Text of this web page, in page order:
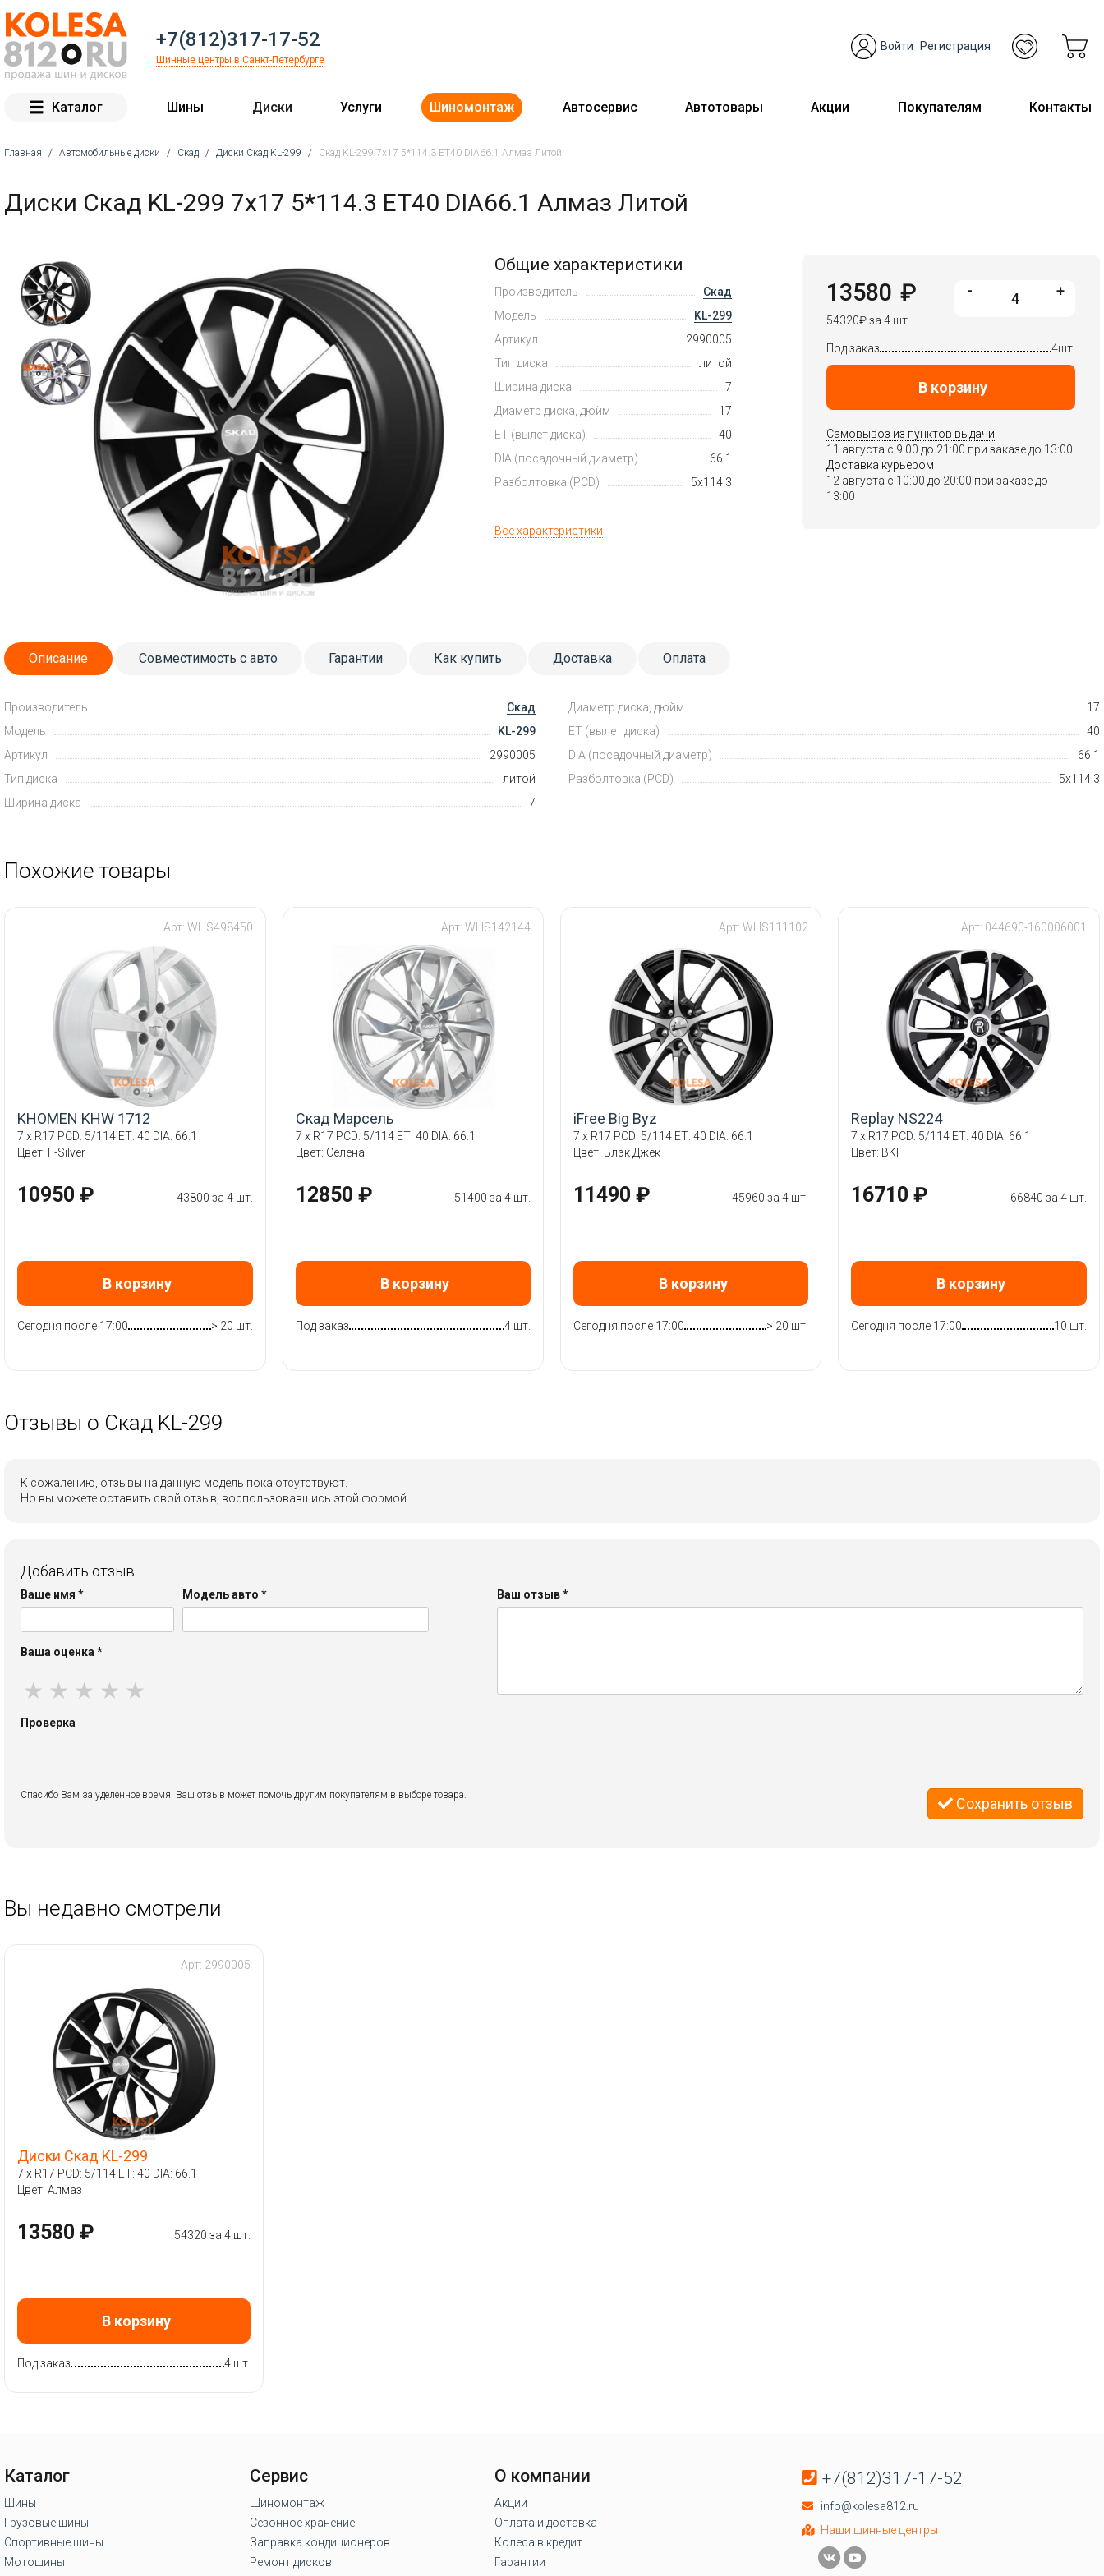
+7(812)317-17-52
Шинные центры в Санкт-Петербурге
Войти Регистрация
Каталог Шины Диски Услуги Шиномонтаж Автосервис Автотовары Акции Покупателям Контакты
Главная / Автомобильные диски / Скад / Диски Скад KL-299 / Скад KL-299 7x17 5*114.3 ET40 DIA66.1 Алмаз Литой
Диски Скад KL-299 7x17 5*114.3 ET40 DIA66.1 Алмаз Литой
Общие характеристики
Производитель
Скад
Модель
KL-299
Артикул
2990005
Тип диска
литой
Ширина диска
7
Диаметр диска, дюйм
17
ET (вылет диска)
40
DIA (посадочный диаметр)
66.1
Разболтовка (PCD)
5x114.3
Все характеристики
13580 ₽
54320₽за 4 шт.
- +
Под заказ 4шт.
В корзину
Самовывоз из пунктов выдачи
11 августа c 9:00 до 21:00 при заказе до 13:00
Доставка курьером
12 августа c 10:00 до 20:00 при заказе до
13:00
Описание Совместимость с авто Гарантии Как купить Доставка Оплата
Производитель
Скад
Модель
KL-299
Артикул
2990005
Тип диска
литой
Ширина диска
7
Диаметр диска, дюйм
17
ET (вылет диска)
40
DIA (посадочный диаметр)
66.1
Разболтовка (PCD)
5x114.3
Похожие товары
Арт: WHS498450
KHOMEN KHW 1712
7 x R17 PCD: 5/114 ET: 40 DIA: 66.1
Цвет: F-Silver
10950 ₽ 43800 за 4 шт.
В корзину
Сегодня после 17:00 > 20 шт.
Арт: WHS142144
Скад Марсель
7 x R17 PCD: 5/114 ET: 40 DIA: 66.1
Цвет: Селена
12850 ₽ 51400 за 4 шт.
В корзину
Под заказ 4 шт.
Арт: WHS111102
iFree Big Byz
7 x R17 PCD: 5/114 ET: 40 DIA: 66.1
Цвет: Блэк Джек
11490 ₽ 45960 за 4 шт.
В корзину
Сегодня после 17:00 > 20 шт.
Арт: 044690-160006001
Replay NS224
7 x R17 PCD: 5/114 ET: 40 DIA: 66.1
Цвет: BKF
16710 ₽ 66840 за 4 шт.
В корзину
Сегодня после 17:00 10 шт.
Отзывы о Скад KL-299
К сожалению, отзывы на данную модель пока отсутствуют.
Но вы можете оставить свой отзыв, воспользовавшись этой формой.
Добавить отзыв
Ваше имя * Модель авто*
Ваша оценка *
★ ★ ★ ★ ★
Ваш отзыв*
Проверка
Спасибо Вам за уделенное время! Ваш отзыв может помочь другим покупателям в выборе товара. Сохранить отзыв
Вы недавно смотрели
Арт: 2990005
Диски Скад KL-299
7 x R17 PCD: 5/114 ET: 40 DIA: 66.1
Цвет: Алмаз
13580 ₽ 54320 за 4 шт.
В корзину
Под заказ 4 шт.
Каталог
Шины
Грузовые шины
Спортивные шины
Мотошины
Сервис
Шиномонтаж
Сезонное хранение
Заправка кондиционеров
Ремонт дисков
О компании
Акции
Оплата и доставка
Колеса в кредит
Гарантии
+7(812)317-17-52
info@kolesa812.ru
Наши шинные центры